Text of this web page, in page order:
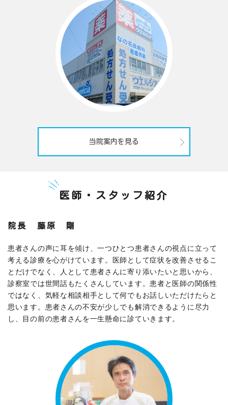
当院案内を見る
医師・スタッフ紹介
院長 藤原 剛
患者さんの声に耳を傾け、一つひとつ患者さんの視点に立って
考える診療を心がけています。医師として症状を改善させるこ
とだけでなく、人として患者さんに寄り添いたいと思いから、
診察室では世間話もたくさんしています。患者と医師の関係性
ではなく、気軽な相談相手として何でもお話しいただけたらと
思います。患者さんの不安が少しでも解消できるように尽力
し、目の前の患者さんを一生懸命に診ていきます。